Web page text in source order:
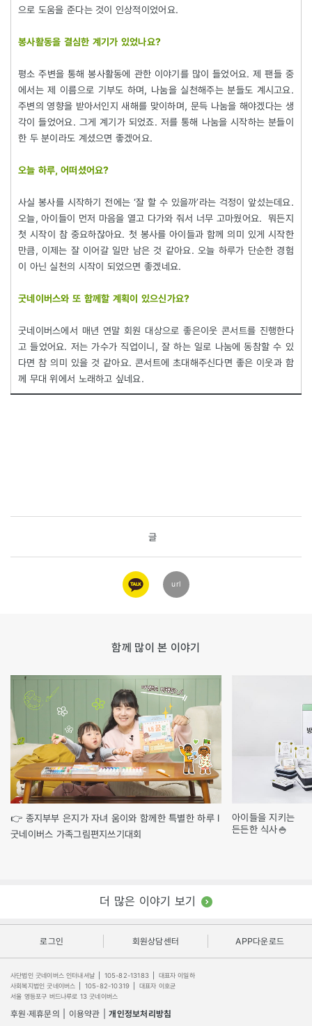
으로 도움을 준다는 것이 인상적이었어요.
봉사활동을 결심한 계기가 있었나요?
평소 주변을 통해 봉사활동에 관한 이야기를 많이 들었어요. 제 팬들 중
에서는 제 이름으로 기부도 하며, 나눔을 실천해주는 분들도 계시고요.
주변의 영향을 받아서인지 새해를 맞이하며, 문득 나눔을 해야겠다는 생
각이 들었어요. 그게 계기가 되었죠. 저를 통해 나눔을 시작하는 분들이
한 두 분이라도 계셨으면 좋겠어요.
오늘 하루, 어떠셨어요?
사실 봉사를 시작하기 전에는 ‘잘 할 수 있을까’라는 걱정이 앞섰는데요.
오늘, 아이들이 먼저 마음을 열고 다가와 줘서 너무 고마웠어요. 뭐든지
첫 시작이 참 중요하잖아요. 첫 봉사를 아이들과 함께 의미 있게 시작한
만큼, 이제는 잘 이어갈 일만 남은 것 같아요. 오늘 하루가 단순한 경험
이 아닌 실천의 시작이 되었으면 좋겠네요.
굿네이버스와 또 함께할 계획이 있으신가요?
굿네이버스에서 매년 연말 회원 대상으로 좋은이웃 콘서트를 진행한다
고 들었어요. 저는 가수가 직업이니, 잘 하는 일로 나눔에 동참할 수 있
다면 참 의미 있을 것 같아요. 콘서트에 초대해주신다면 좋은 이웃과 함
께 무대 위에서 노래하고 싶네요.
글
카카오
링크
url
함께 많이 본 이야기
👉 종지부부 은지가 자녀 움이와 함께한 특별한 하루 l
굿네이버스 가족그림편지쓰기대회
아이들을 지키는
든든한 식사🍚
더 많은 이야기 보기
로그인 회원상담센터 APP다운로드
사단법인 굿네이버스 인터내셔날 105-82-13183
대표자 이일하
사회복지법인 굿네이버스
105-82-10319
대표자 이호균
서울 영등포구 버드나루로 13 굿네이버스
후원·제휴문의 이용약관 개인정보처리방침